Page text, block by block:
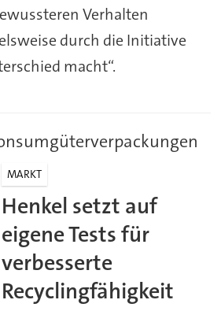
Verhalten
durch die Initiative
macht“.
MARKT
Henkel setzt auf
eigene Tests für
verbesserte
Recyclingfähigkeit